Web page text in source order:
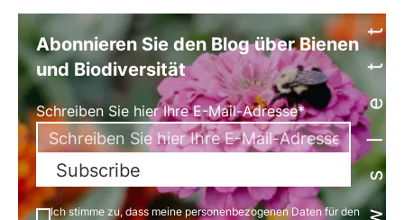
Abonnieren Sie den Blog über Bienen
und Biodiversität
Schreiben Sie hier Ihre E-Mail-Adresse*
Subscribe
Ich stimme zu, dass meine personenbezogenen Daten für den